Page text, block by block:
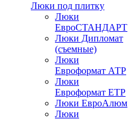
Люки под плитку
Люки
ЕвроСТАНДАРТ
Люки Дипломат
(съемные)
Люки
Евроформат АТР
Люки
Евроформат ЕТР
Люки ЕвроАлюм
Люки